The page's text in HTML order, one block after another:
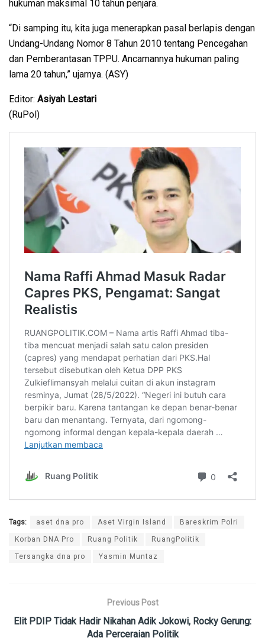
hukuman maksimal 10 tahun penjara.
“Di samping itu, kita juga menerapkan pasal berlapis dengan
Undang-Undang Nomor 8 Tahun 2010 tentang Pencegahan
dan Pemberantasan TPPU. Ancamannya hukuman paling
lama 20 tahun,” ujarnya. (ASY)
Editor: Asiyah Lestari
(RuPol)
Tags: aset dna pro Aset Virgin Island Bareskrim Polri
Korban DNA Pro Ruang Politik RuangPolitik
Tersangka dna pro Yasmin Muntaz
Previous Post
Elit PDIP Tidak Hadir Nikahan Adik Jokowi, Rocky Gerung:
Ada Perceraian Politik